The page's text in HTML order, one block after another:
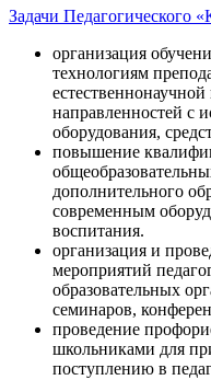
Задачи Педагогического
организация
технологиям
направленностей с
оборудования,
повышение
дополнительного
современным
воспитания.
организация и
мероприятий
образовательных
семинаров,
проведение
школьниками для
поступлению в